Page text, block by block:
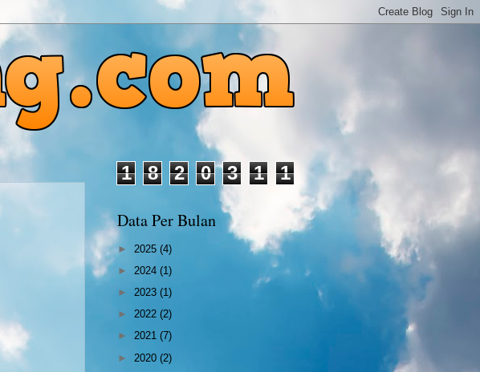
1 8 2 0 3 1 1
Data Per Bulan
► 2025 (4)
► 2024 (1)
► 2023 (1)
► 2022 (2)
► 2021 (7)
► 2020 (2)